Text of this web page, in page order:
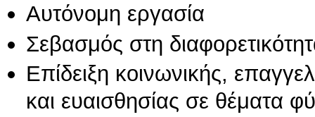
Αυτόνομη εργασία
Σεβασμός στη
Επίδειξη κοινωνικής,
και ευαισθησίας σε θέματα